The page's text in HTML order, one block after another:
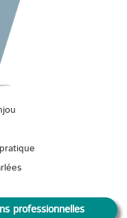
professionnelles